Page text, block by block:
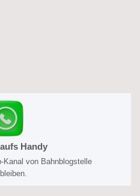
Handy
von Bahnblogstelle